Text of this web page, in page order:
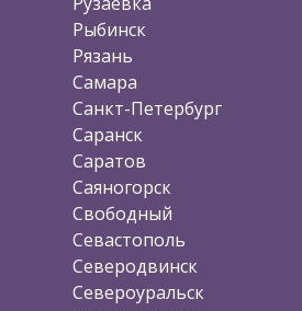
Рыбинск
Рязань
Самара
Санкт-Петербург
Саранск
Саратов
Саяногорск
Свободный
Севастополь
Северодвинск
Североуральск